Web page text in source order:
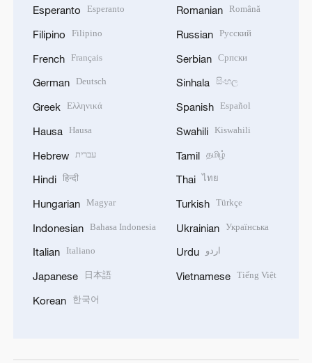
Esperanto Esperanto
Filipino Filipino
French Français
German Deutsch
Greek Ελληνικά
Hausa Hausa
Hebrew עברית
Hindi हिन्दी
Hungarian Magyar
Indonesian Bahasa Indonesia
Italian Italiano
Japanese 日本語
Korean 한국어
Romanian Română
Russian Русский
Serbian Српски
Sinhala සිංහල
Spanish Español
Swahili Kiswahili
Tamil தமிழ்
Thai ไทย
Turkish Türkçe
Ukrainian Українська
Urdu اردو
Vietnamese Tiếng Việt